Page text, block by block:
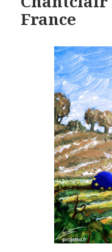
France